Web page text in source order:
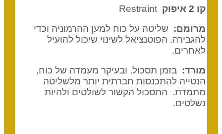
קו 2 איפוק
Restraint
מרומם:שליטה על כוח למען ההרמוניה וכדי
להגבירה. הפוטנציאל לשינוי שיכול להועיל
לאחרים.
מורד:בזמן תסכול, ובעיקר מעמדה של כוח,
הנטייה להתכנסות חברתית יותר מלשליטה
מתמדת. התסכול הקשור לשולטים ולהיות
נשלטים.